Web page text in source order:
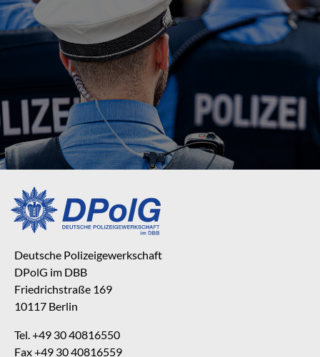
Deutsche Polizeigewerkschaft
DPolG im DBB
Friedrichstraße 169
10117 Berlin
Tel. +49 30 40816550
Fax +49 30 40816559